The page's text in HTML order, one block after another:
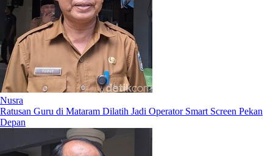
Nusra
Ratusan Guru di Mataram Dilatih Jadi Operator Smart Screen Pekan
Depan